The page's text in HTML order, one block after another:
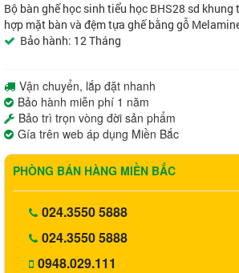
Bộ bàn ghế học sinh tiểu học BHS28 sd
hợp mặt bàn và đệm tựa ghế bằng gỗ
Bảo hành: 12 Tháng
Vận chuyển, lắp đặt nhanh
Bảo hành miễn phí 1 năm
Bảo trì trọn vòng đời sản phẩm
Gía trên web áp dụng Miền Bắc
PHÒNG BÁN HÀNG MIỀN BẮC
024.3550 5888
024.3550 5888
0948.029.111